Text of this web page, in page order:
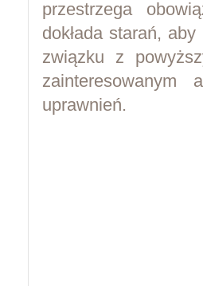
przestrzega
dokłada starań,
związku z
zainteresowanym
uprawnień.